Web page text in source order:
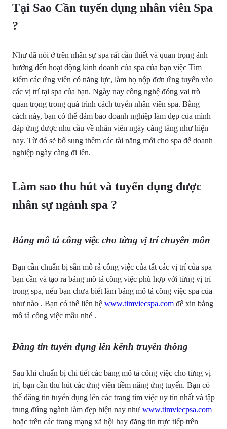
Tại Sao Cần tuyển dụng nhân viên Spa
?
Như đã nói ở trên nhân sự spa rất cần thiết và quan trọng ảnh
hưởng đến hoạt động kinh doanh của spa của bạn việc Tìm
kiếm các ứng viên có năng lực, làm họ nộp đơn ứng tuyển vào
các vị trí tại spa của bạn. Ngày nay công nghệ đóng vai trò
quan trọng trong quá trình cách tuyển nhân viên spa. Bằng
cách này, bạn có thể đảm bảo doanh nghiệp làm đẹp của mình
đáp ứng được nhu cầu về nhân viên ngày càng tăng như hiện
nay. Từ đó sẽ bổ sung thêm các tài năng mới cho spa để doanh
nghiệp ngày càng đi lên.
Làm sao thu hút và tuyển dụng được
nhân sự ngành spa ?
Bảng mô tả công việc cho từng vị trí chuyên môn
Bạn cần chuẩn bị sẵn mô rả công việc của tất các vị trí của spa
bạn cần và tạo ra bảng mô tả công việc phù hợp với từng vị trí
trong spa, nếu bạn chưa biết làm bảng mô tả công việc spa của
như nào . Bạn có thể liên hệ www.timviecspa.com để xin bảng
mô tả công việc mẫu nhé .
Đăng tin tuyển dụng lên kênh truyền thông
Sau khi chuẩn bị chi tiết các bảng mô tả công việc cho từng vị
trí, bạn cần thu hút các ứng viên tiềm năng ứng tuyển. Bạn có
thể đăng tin tuyển dụng lên các trang tìm việc uy tín nhất và tập
trung đúng ngành làm đẹp hiện nay như www.timviecpsa.com
hoặc trên các trang mạng xã hội hay đăng tin trực tiếp trên